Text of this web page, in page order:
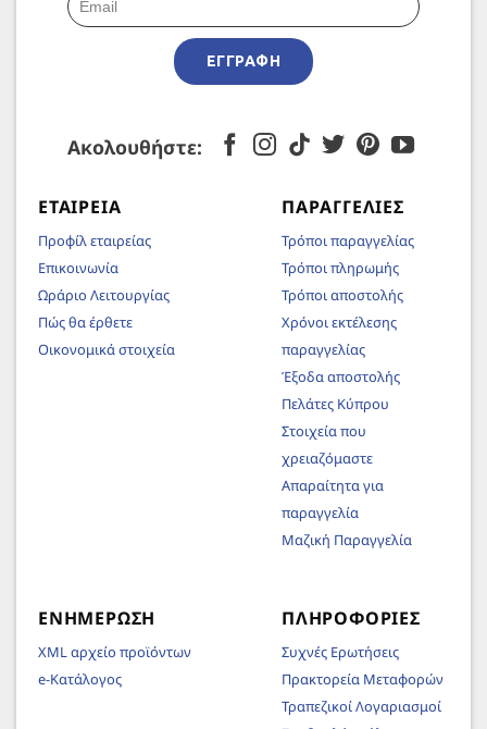
ΕΓΓΡΑΦΉ
Ακολουθήστε:
ΕΤΑΙΡΕΊΑ
Προφίλ εταιρείας
Επικοινωνία
Ωράριο Λειτουργίας
Πώς θα έρθετε
Οικονομικά στοιχεία
ΠΑΡΑΓΓΕΛΊΕΣ
Τρόποι παραγγελίας
Τρόποι πληρωμής
Τρόποι αποστολής
Χρόνοι εκτέλεσης
παραγγελίας
Έξοδα αποστολής
Πελάτες Κύπρου
Στοιχεία που
χρειαζόμαστε
Απαραίτητα για
παραγγελία
Μαζική Παραγγελία
ΕΝΗΜΈΡΩΣΗ
XML αρχείο προϊόντων
e-Κατάλογος
ΠΛΗΡΟΦΟΡΊΕΣ
Συχνές Ερωτήσεις
Πρακτορεία Μεταφορών
Τραπεζικοί Λογαριασμοί